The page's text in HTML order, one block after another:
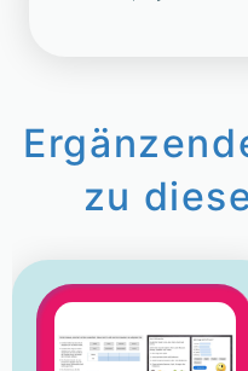
zu